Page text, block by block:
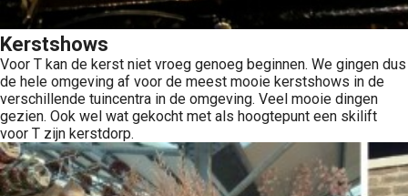
Kerstshows
Voor T kan de kerst niet vroeg genoeg beginnen. We gingen dus
de hele omgeving af voor de meest mooie kerstshows in de
verschillende tuincentra in de omgeving. Veel mooie dingen
gezien. Ook wel wat gekocht met als hoogtepunt een skilift
voor T zijn kerstdorp.